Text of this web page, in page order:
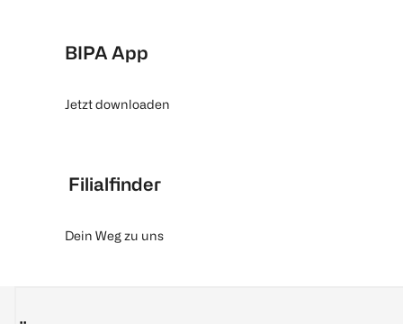
BIPA App
Jetzt downloaden
Filialfinder
Dein Weg zu uns